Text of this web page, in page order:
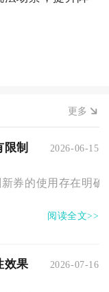
更多
制 2026-06-15
券的使用存在明
阅读全文>>
效果 2026-07-16